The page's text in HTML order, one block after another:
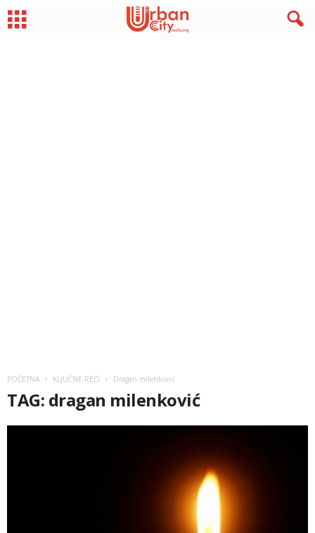
POČETNA KLJUČNE REČI Dragan milenković
TAG: dragan milenković